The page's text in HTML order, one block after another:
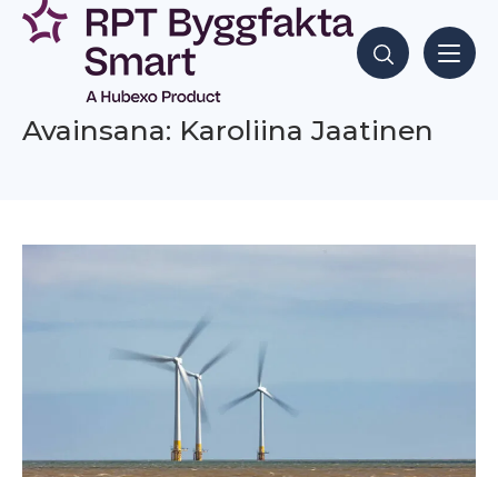
Siirry
sisältöön
Hae sisältöjä
Avainsana: Karoliina Jaatinen